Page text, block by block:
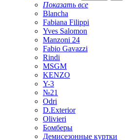
Показать все
Blancha
Fabiana Filippi
Yves Salomon
Manzoni 24
Fabio Gavazzi
Rindi
MSGM
KENZO
Y-3
№21
Odri
D.Exterior
Olivieri
Бомберы
Демисезонные куртки